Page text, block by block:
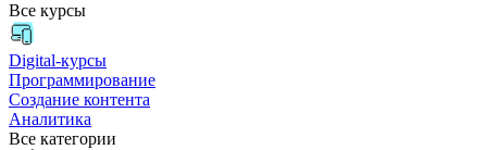
Все курсы
Digital-курсы
Программирование
Создание контента
Аналитика
Все категории